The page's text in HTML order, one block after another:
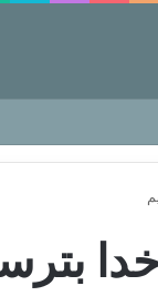
دوری وکناره‌گیری از